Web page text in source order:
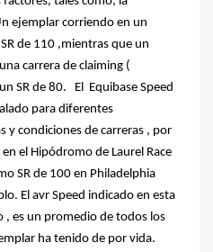
ejemplar corriendo en un
de 110 ,mientras que un
carrera de claiming (
SR de 80.
El
Equibase Speed
para diferentes
y condiciones de carreras , por
el Hipódromo de Laurel Race
SR de 100 en Philadelphia
El avr Speed indicado en esta
, es un promedio de todos los
ha tenido de por vida.